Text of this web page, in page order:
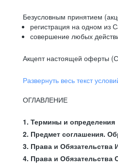
Безусловным принятием
регистрация на одном из
совершение любых
Акцепт настоящей оферты
Развернуть весь текст
ОГЛАВЛЕНИЕ
1. Термины и определения
2. Предмет соглашения.
3. Права и Обязательства
4. Права и Обязательства